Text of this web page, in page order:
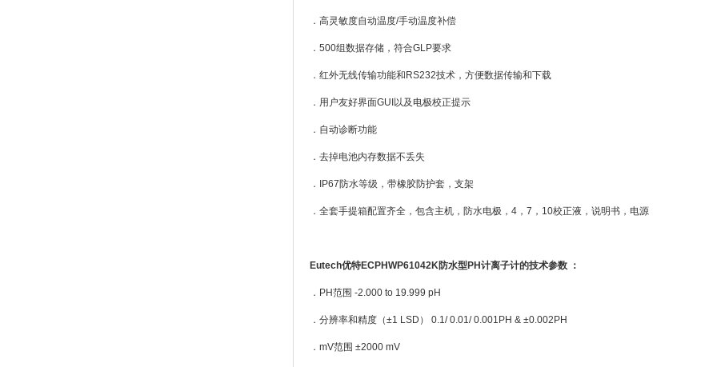
．高灵敏度自动温度/手动温度补偿
．500组数据存储，符合GLP要求
．红外无线传输功能和RS232技术，方便数据传输和下载
．用户友好界面GUI以及电极校正提示
．自动诊断功能
．去掉电池内存数据不丢失
．IP67防水等级，带橡胶防护套，支架
．全套手提箱配置齐全，包含主机，防水电极，4，7，10校正液，说明书，电源
Eutech优特ECPHWP61042K防水型PH计离子计的技术参数 ：
．PH范围 -2.000 to 19.999 pH
．分辨率和精度（±1 LSD） 0.1/ 0.01/ 0.001PH & ±0.002PH
．mV范围 ±2000 mV